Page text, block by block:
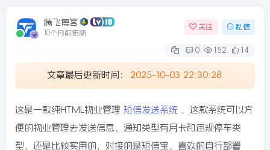
腾飞博客
10个月前更新
关注 私信
0 152 14
文章最后更新时间： 2025-10-03 22:30:28
这是一款纯HTML物业管理 短信发送系统 ，这款系统可以方
便的物业管理去发送信息，通知类型有月卡和违规停车类
型，还是比较实用的，对接的是短信宝，喜欢的自行部署